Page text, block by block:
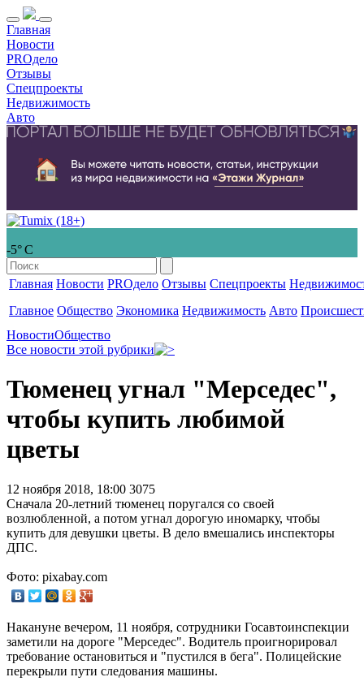
Главная
Новости
PROдело
Отзывы
Спецпроекты
Недвижимость
Авто
-5° С
Главная Новости PROдело Отзывы Спецпроекты
Главное Общество Экономика Недвижимость Авто
НовостиОбщество
Все новости этой рубрики
Тюменец угнал "Мерседес",
чтобы купить любимой
цветы
12 ноября 2018, 18:00 3075
Сначала 20-летний тюменец поругался со своей
возлюбленной, а потом угнал дорогую иномарку, чтобы
купить для девушки цветы. В дело вмешались инспекторы
ДПС.
Фото: pixabay.com
Накануне вечером, 11 ноября, сотрудники Госавтоинспекции
заметили на дороге "Мерседес". Водитель проигнорировал
требование остановиться и "пустился в бега". Полицейские
перекрыли пути следования машины.